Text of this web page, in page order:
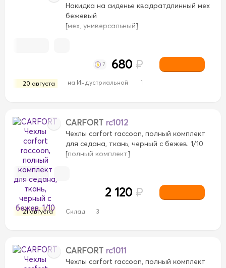
Дерево ЗамшаЗамша
Искусственная
экокожаэкокожа
Накидка на сиденье квадратдлинный мех
бежевый
[мех, универсальный]
20 августа на Индустриальной 1
7 680 ₽
CARFORT rc1012
Чехлы carfort raccoon, полный комплект
для седана, ткань, черный с бежев. 1/10
[полный комплект]
21 августа Склад 3
2 120 ₽
CARFORT rc1011
Чехлы carfort raccoon, полный комплект